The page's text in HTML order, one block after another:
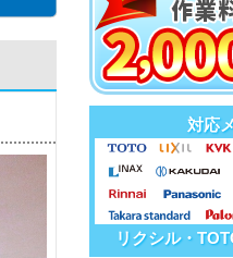
対応
リクシル・